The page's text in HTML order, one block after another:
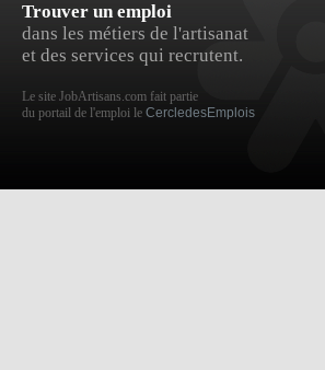
Trouver un emploi
dans les métiers de l'artisanat
et des services qui recrutent.
Le site JobArtisans.com fait partie
du portail de l'emploi le CercledesEmplois